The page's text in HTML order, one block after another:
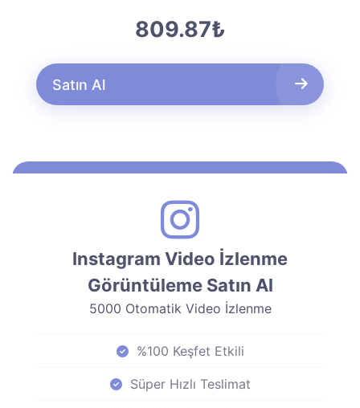
809.87₺
Satın Al
Instagram Video İzlenme
Görüntüleme Satın Al
5000 Otomatik Video İzlenme
%100 Keşfet Etkili
Süper Hızlı Teslimat